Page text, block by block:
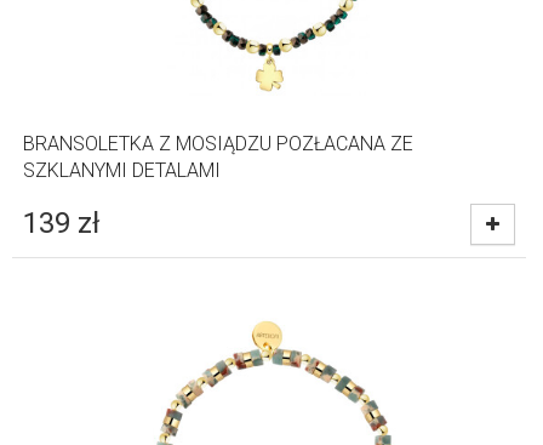
BRANSOLETKA Z MOSIĄDZU POZŁACANA ZE
SZKLANYMI DETALAMI
139 zł